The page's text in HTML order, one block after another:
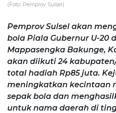
(Foto: Pemprov Sulsel)
Pemprov Sulsel akan
bola Piala Gubernur U-20
Mappasengka Bakunge,
akan diikuti 24
total hadiah Rp85 juta.
meningkatkan kecintaan
sepak bola dan
untuk nama daerah di